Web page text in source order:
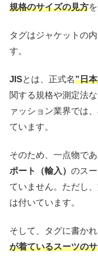
規格のサイズの見方
タグはジャケットの
す。
JISとは、正式名”日
関する規格や測定法
ァッション業界では
ています。
そのため、一点物で
ポート（輸入） のス
ていません。ただし、
は付いています。
そして、タグに書か
が着ているスーツの